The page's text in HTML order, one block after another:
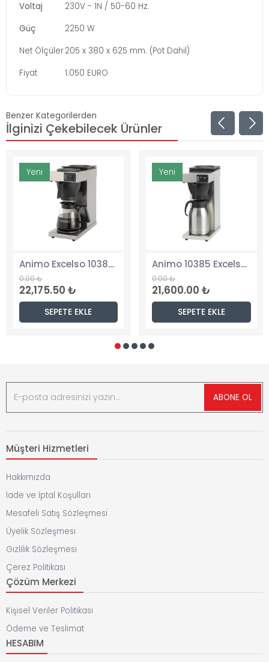
Voltaj
230V - 1N / 50-60 Hz.
Güç
2250 W
Net Ölçüler205 x 380 x 625 mm. (Pot Dahil)
Fiyat
1.050 EURO
Benzer Kategorilerden
İlginizi Çekebilecek Ürünler
Yeni
Animo Excelso 10380 Filtre Kahve Makinesi, 1,8 Lt. Cam Potlu
0.00 ₺
22,175.50 ₺
SEPETE EKLE
Yeni
Animo 10385 Excelso T Termoslu Filtre Kahve Makinesi, 2 Lt. Paslanmaz Çelik Termos
0.00 ₺
21,600.00 ₺
SEPETE EKLE
ABONE OL
Müşteri Hizmetleri
Hakkımızda
İade ve İptal Koşulları
Mesafeli Satış Sözleşmesi
Üyelik Sözleşmesi
Gizlilik Sözleşmesi
Çerez Politikası
Çözüm Merkezi
Kişisel Veriler Politikası
Ödeme ve Teslimat
HESABIM